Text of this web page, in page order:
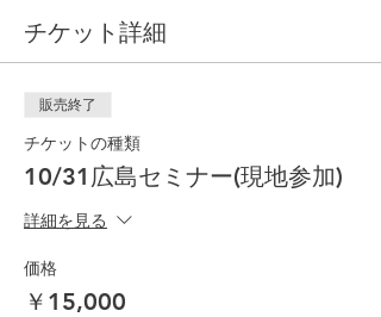
チケット詳細
販売終了
チケットの種類
10/31広島セミナー(現地参加)
詳細を見る
価格
￥15,000